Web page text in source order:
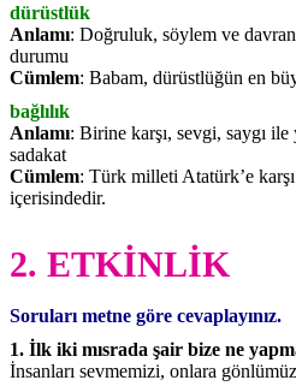
dürüstlük
Anlamı: Doğruluk, söylem ve
durumu
Cümlem: Babam, dürüstlüğün en
bağlılık
Anlamı: Birine karşı, sevgi, saygı
sadakat
Cümlem: Türk milleti Atatürk’e
içerisindedir.
2. ETKİNLİK
Soruları metne göre cevaplayınız.
1. İlk iki mısrada şair bize ne
İnsanları sevmemizi, onlara